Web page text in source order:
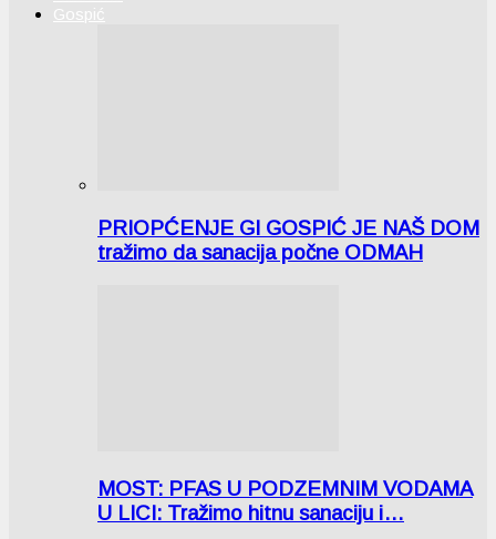
Gospić
PRIOPĆENJE GI GOSPIĆ JE NAŠ DOM
tražimo da sanacija počne ODMAH
MOST: PFAS U PODZEMNIM VODAMA
U LICI: Tražimo hitnu sanaciju i…